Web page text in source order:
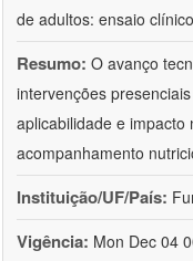
de adultos: ensaio
Resumo: O avanço
intervenções
aplicabilidade e
acompanhamento
Instituição/UF/País:
Vigência: Mon Dec 04